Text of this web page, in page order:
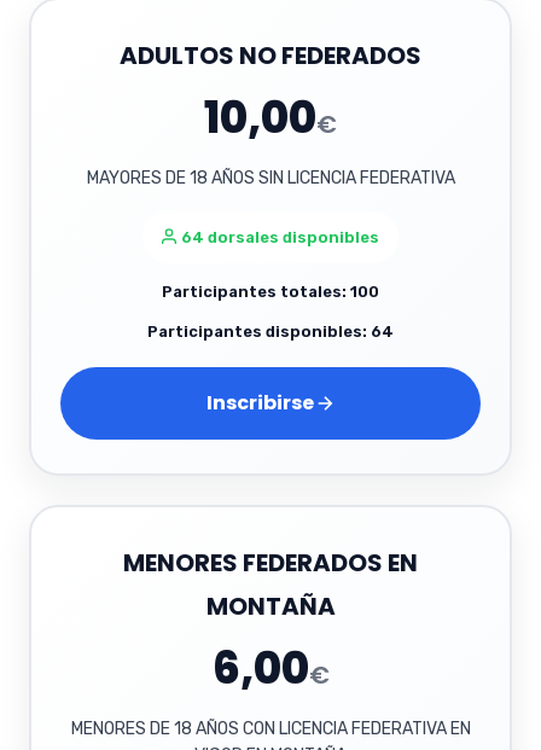
ADULTOS NO FEDERADOS
10,00€
MAYORES DE 18 AÑOS SIN LICENCIA FEDERATIVA
64 dorsales disponibles
Participantes totales: 100
Participantes disponibles: 64
Inscribirse
MENORES FEDERADOS EN
MONTAÑA
6,00€
MENORES DE 18 AÑOS CON LICENCIA FEDERATIVA EN